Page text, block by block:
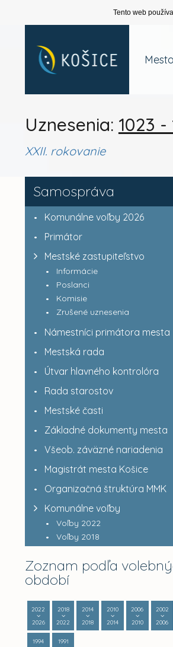
Tento web
Mesto
Uznesenia: 1023 -
XXII. rokovanie
Samospráva
Komunálne voľby 2026
Primátor
Mestské zastupiteľstvo
Informácie
Poslanci
Komisie
Zrušené uznesenia
Námestníci primátora mesta
Mestská rada
Útvar hlavného kontrolóra
Rada starostov
Mestské časti
Základné dokumenty mesta
Všeob. záväzné nariadenia
Magistrát mesta Košice
Organizačná štruktúra MMK
Komunálne voľby
Voľby 2022
Voľby 2018
Zoznam podľa
období
2022
2026
2018
2022
2014
2018
2010
2014
2006
2010
2002
2006
1994
1991